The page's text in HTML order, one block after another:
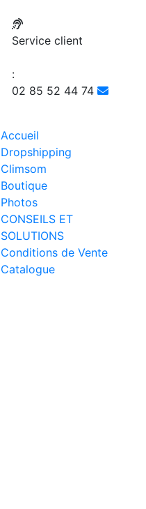
Service client
:
02 85 52 44 74
Accueil
Dropshipping
Climsom
Boutique
Photos
CONSEILS ET
SOLUTIONS
Conditions de Vente
Catalogue